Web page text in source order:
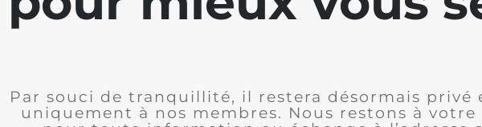
Par souci de tranquillité, il restera désormais privé
uniquement à nos membres. Nous restons à